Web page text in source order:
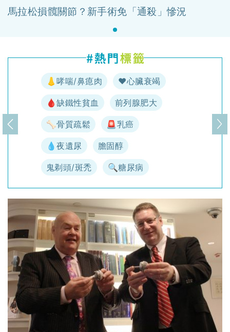
馬拉松損髖關節？新手術免「通殺」慘況
👃哮喘/鼻瘜肉 ♥️心臟衰竭
🩸缺鐵性貧血 前列腺肥大
🦴骨質疏鬆 🚨乳癌
💧夜遺尿 膽固醇
鬼剃頭/斑禿 🔍糖尿病
上一頁 下